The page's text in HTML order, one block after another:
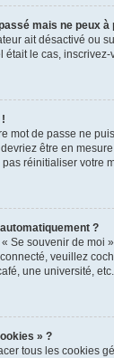
mais ne peux
ait désactivé ou
le cas,
mot de passe ne
être en
réinitialiser votre
?
Se souvenir de moi
veuillez
une université,
» ?
tous les cookies